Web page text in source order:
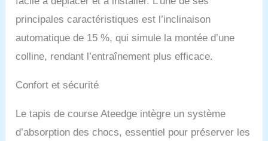
principales caractéristiques est l’inclinaison
automatique de 15 %, qui simule la montée d’une
colline, rendant l’entraînement plus efficace.
Confort et sécurité
Le tapis de course Ateedge intègre un système
d’absorption des chocs, essentiel pour préserver les